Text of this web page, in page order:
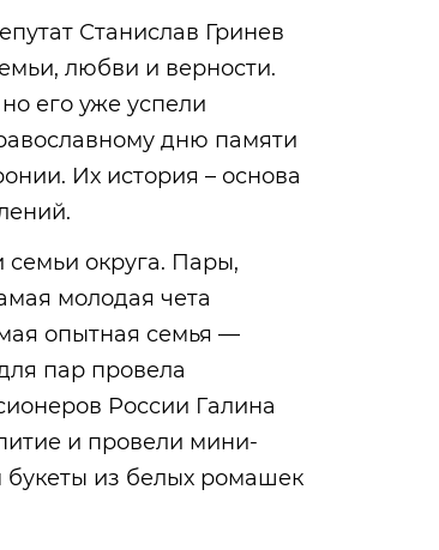
Станислав Гринев
любви и верности.
его уже успели
дню памяти
Их история – основа
округа. Пары,
молодая чета
опытная семья —
пар провела
России Галина
и провели мини-
букеты из белых ромашек